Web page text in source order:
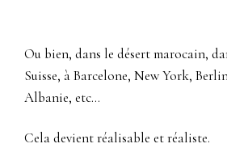
Ou bien, dans le désert marocain,
Suisse, à Barcelone, New York,
Albanie, etc…
Cela devient réalisable et réaliste.